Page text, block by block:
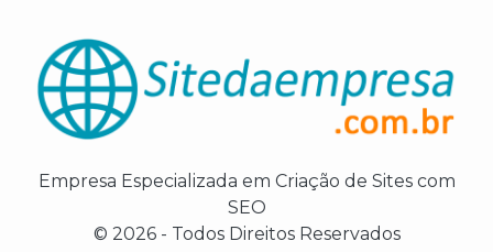
Empresa Especializada em Criação de Sites com
SEO
© 2026 - Todos Direitos Reservados